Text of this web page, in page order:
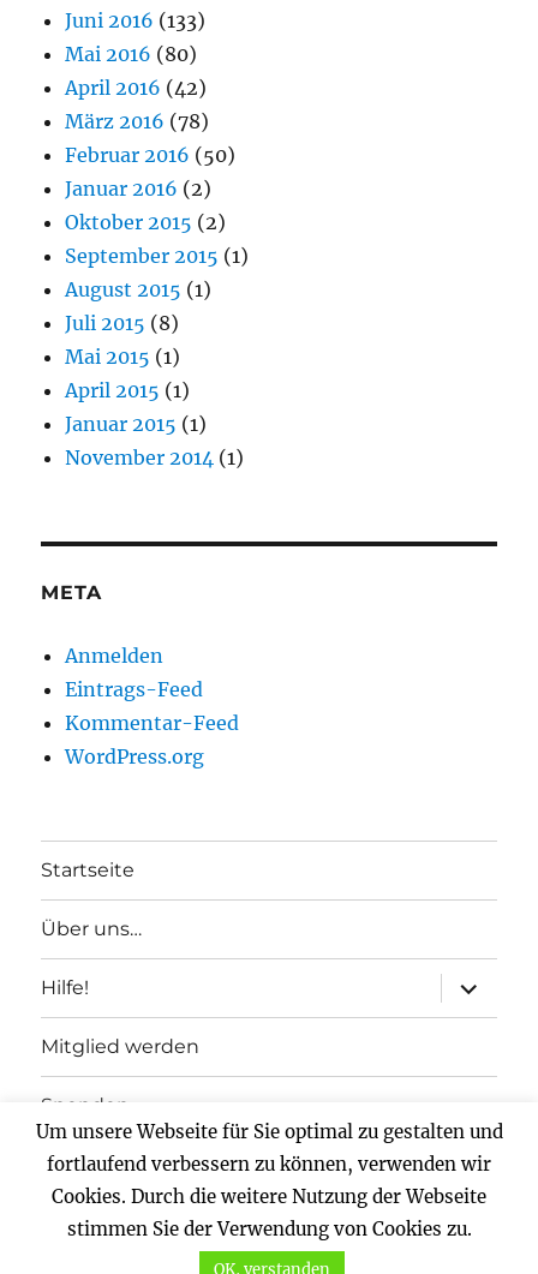
Juni 2016 (133)
Mai 2016 (80)
April 2016 (42)
März 2016 (78)
Februar 2016 (50)
Januar 2016 (2)
Oktober 2015 (2)
September 2015 (1)
August 2015 (1)
Juli 2015 (8)
Mai 2015 (1)
April 2015 (1)
Januar 2015 (1)
November 2014 (1)
META
Anmelden
Eintrags-Feed
Kommentar-Feed
WordPress.org
Startseite
Über uns…
Hilfe!
anzeigen
Mitglied werden
Spenden
Impressum
Datenschutz
Um unsere Webseite für Sie optimal zu gestalten und
fortlaufend verbessern zu können, verwenden wir
Cookies. Durch die weitere Nutzung der Webseite
stimmen Sie der Verwendung von Cookies zu.
OK, verstanden